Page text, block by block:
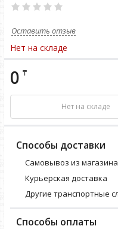
Оставить отзыв
Нет на складе
0 ₸
Нет на складе
Способы доставки
Самовывоз из магазина
Курьерская доставка
Другие транспортные
Способы оплаты